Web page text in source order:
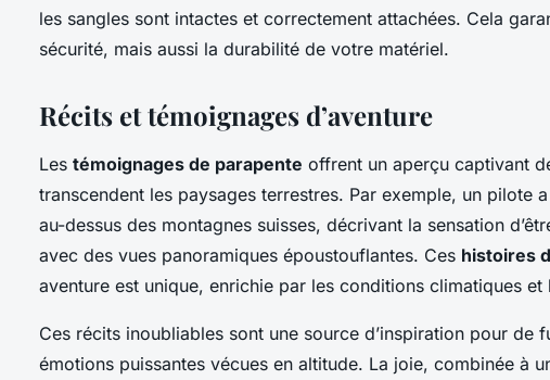
les sangles sont intactes et correctement attachées. Cela
sécurité, mais aussi la durabilité de votre matériel.
Récits et témoignages d’aventure
Les témoignages de parapente offrent un aperçu captivant
transcendent les paysages terrestres. Par exemple, un pilote
au-dessus des montagnes suisses, décrivant la sensation
avec des vues panoramiques époustouflantes. Ces histoires
aventure est unique, enrichie par les conditions climatiques et
Ces récits inoubliables sont une source d’inspiration pour de
émotions puissantes vécues en altitude. La joie, combinée à